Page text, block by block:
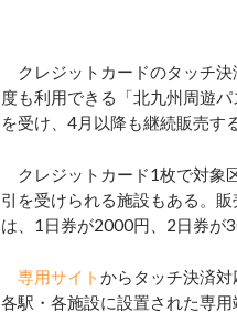
クレジットカードのタッチ決
度も利用できる「北九州周遊
を受け、4月以降も継続販売す
クレジットカード1枚で対象
引を受けられる施設もある。
は、1日券が2000円、2日券が
専用サイトからタッチ決済
各駅・各施設に設置された専